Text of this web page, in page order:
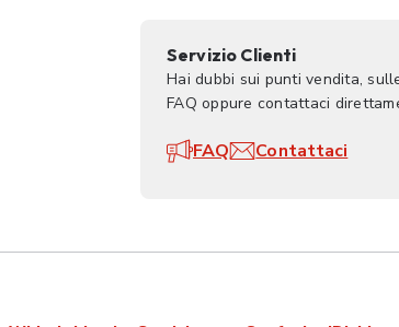
Servizio Clienti
Hai dubbi sui punti vendita,
FAQ oppure contattaci
FAQ Contattaci